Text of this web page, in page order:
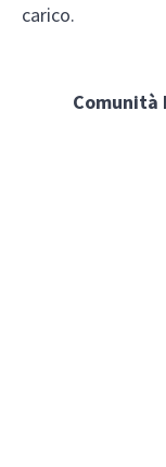
carico.
Comunità